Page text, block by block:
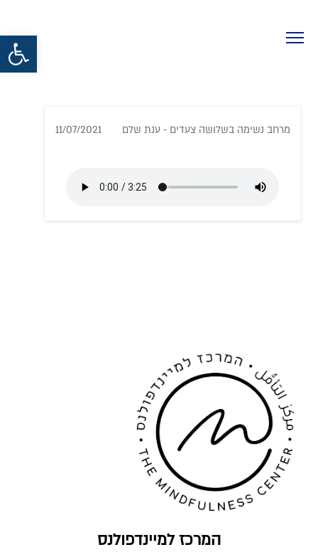
פתח סרגל נגישות
מרחב נשימה בשלושה צעדים - ענת שלם 11/07/2021
המרכז למיינדפולנס